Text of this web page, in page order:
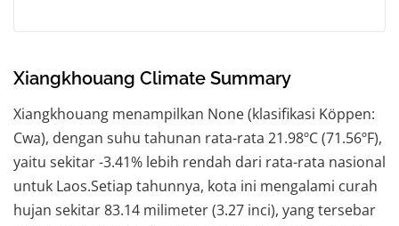
Xiangkhouang Climate Summary
Xiangkhouang menampilkan None (klasifikasi Köppen:
Cwa), dengan suhu tahunan rata-rata 21.98ºC (71.56ºF),
yaitu sekitar -3.41% lebih rendah dari rata-rata nasional
untuk Laos.Setiap tahunnya, kota ini mengalami curah
hujan sekitar 83.14 milimeter (3.27 inci), yang tersebar